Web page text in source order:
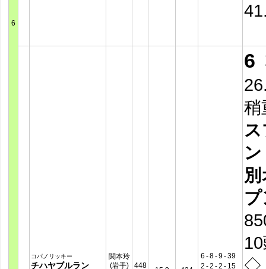
6
コパノリッキー
チハヤブルラン
関本玲
(岩手)
448
6 -8-9-39
2 -2 -2 - 15
6
稍